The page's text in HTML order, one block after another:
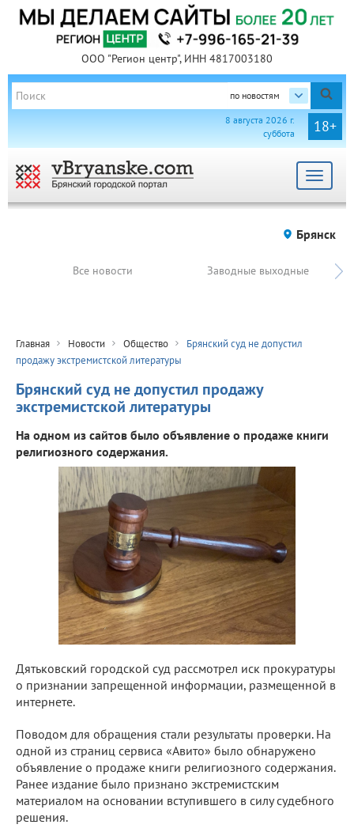
ООО "Регион центр", ИНН 4817003180
по новостям
18+
8 августа 2026 г.
суббота
Toggle
Брянск
Все новости Заводные выходные
Главная Новости Общество
Брянский суд не допустил
продажу экстремистской литературы
Брянский суд не допустил продажу
экстремистской литературы
На одном из сайтов было объявление о продаже книги
религиозного содержания.
Дятьковский городской суд рассмотрел иск прокуратуры
о признании запрещенной информации, размещенной в
интернете.
Поводом для обращения стали результаты проверки. На
одной из страниц сервиса «Авито» было обнаружено
объявление о продаже книги религиозного содержания.
Ранее издание было признано экстремистским
материалом на основании вступившего в силу судебного
решения.